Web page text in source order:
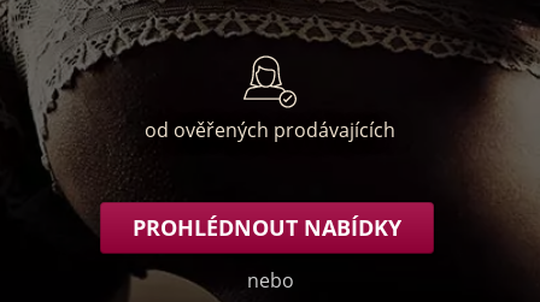
od ověřených prodávajících
PROHLÉDNOUT NABÍDKY
nebo